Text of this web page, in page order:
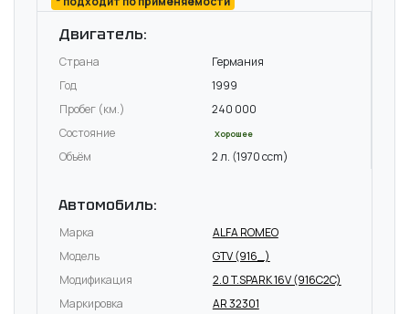
Двигатель:
Страна
Германия
Год
1999
Пробег (км.)
240 000
Состояние
Хорошее
Объём 2 л. (1970 ccm)
Автомобиль:
Марка
ALFA ROMEO
Модель
GTV (916_)
Модификация
2.0 T.SPARK 16V (916C2C)
Маркировка
AR 32301